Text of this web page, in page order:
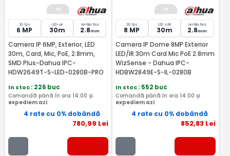
20 fps
6 MP
LED-uri
30m
lentila fixa
2.8mm
Camera IP 6MP, Exterior, LED
30m, Card, Mic, PoE, 2.8mm,
SMD Plus-Dahua IPC-
HDW2649T-S-LED-0280B-PRO
In stoc: 226 buc
Comandă până în ora 14:00 și
expediem azi
4 rate cu 0% dobândă
780,99 Lei
20 fps
8 MP
LED si IR
30m
lentila fixa
2.8mm
Camera IP Dome 8MP Exterior
LED/IR 30m Card Mic PoE 2.8mm
WizSense - Dahua IPC-
HDBW2849E-S-IL-0280B
In stoc: 552 buc
Comandă până în ora 14:00 și
expediem azi
4 rate cu 0% dobândă
852,83 Lei